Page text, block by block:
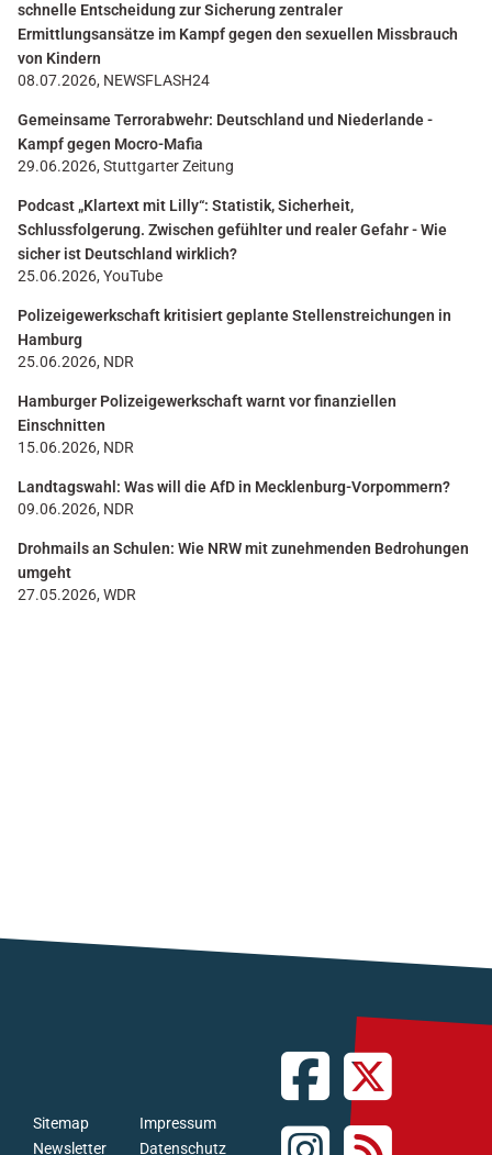
schnelle Entscheidung zur Sicherung zentraler
Ermittlungsansätze im Kampf gegen den sexuellen Missbrauch
von Kindern
08.07.2026, NEWSFLASH24
Gemeinsame Terrorabwehr: Deutschland und Niederlande -
Kampf gegen Mocro-Mafia
29.06.2026, Stuttgarter Zeitung
Podcast „Klartext mit Lilly“: Statistik, Sicherheit,
Schlussfolgerung. Zwischen gefühlter und realer Gefahr - Wie
sicher ist Deutschland wirklich?
25.06.2026, YouTube
Polizeigewerkschaft kritisiert geplante Stellenstreichungen in
Hamburg
25.06.2026, NDR
Hamburger Polizeigewerkschaft warnt vor finanziellen
Einschnitten
15.06.2026, NDR
Landtagswahl: Was will die AfD in Mecklenburg-Vorpommern?
09.06.2026, NDR
Drohmails an Schulen: Wie NRW mit zunehmenden Bedrohungen
umgeht
27.05.2026, WDR
Newsletter
Sitemap
Datenschutz
Impressum